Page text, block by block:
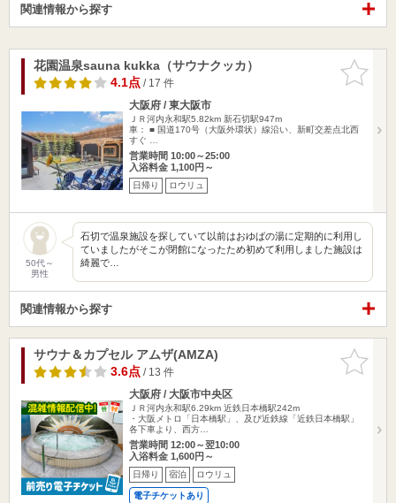
関連情報から探す
お気に入
りに追加
花園温泉sauna kukka（サウナクッカ）
4.1点/ 17 件
大阪府 / 東大阪市
ＪＲ河内永和駅5.82km 新石切駅947m
車： ■ 国道170号（大阪外環状）線沿い、新町交差点北西
すぐ …
営業時間 10:00～25:00
入浴料金 1,100円～
日帰り ロウリュ
50代～
男性
石切で温泉施設を探していて以前はおゆばの湯に定期的に利用し
ていましたがそこが閉館になったため初めて利用しました施設は
綺麗で…
関連情報から探す
お気に入
りに追加
サウナ＆カプセル アムザ(AMZA)
3.6点/ 13 件
大阪府 / 大阪市中央区
ＪＲ河内永和駅6.29km 近鉄日本橋駅242m
・大阪メトロ「日本橋駅」、及び近鉄線「近鉄日本橋駅」
各下車より、西方…
営業時間 12:00～翌10:00
入浴料金 1,600円～
日帰り 宿泊 ロウリュ
電子チケットあり